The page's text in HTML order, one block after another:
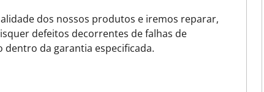
dos nossos produtos e iremos reparar,
defeitos decorrentes de falhas de
dentro da garantia especificada.